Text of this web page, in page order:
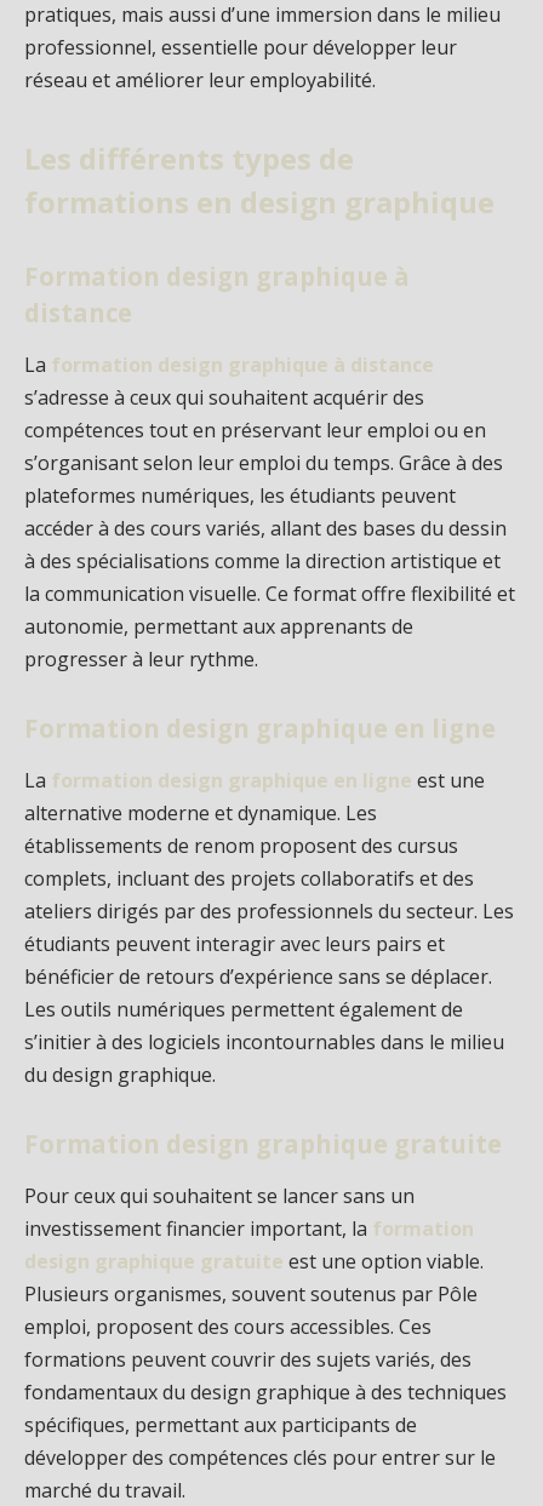
pratiques, mais aussi d’une immersion dans le milieu
professionnel, essentielle pour développer leur
réseau et améliorer leur employabilité.
Les différents types de
formations en design graphique
Formation design graphique à
distance
La formation design graphique à distance
s’adresse à ceux qui souhaitent acquérir des
compétences tout en préservant leur emploi ou en
s’organisant selon leur emploi du temps. Grâce à des
plateformes numériques, les étudiants peuvent
accéder à des cours variés, allant des bases du dessin
à des spécialisations comme la direction artistique et
la communication visuelle. Ce format offre flexibilité et
autonomie, permettant aux apprenants de
progresser à leur rythme.
Formation design graphique en ligne
La formation design graphique en ligne est une
alternative moderne et dynamique. Les
établissements de renom proposent des cursus
complets, incluant des projets collaboratifs et des
ateliers dirigés par des professionnels du secteur. Les
étudiants peuvent interagir avec leurs pairs et
bénéficier de retours d’expérience sans se déplacer.
Les outils numériques permettent également de
s’initier à des logiciels incontournables dans le milieu
du design graphique.
Formation design graphique gratuite
Pour ceux qui souhaitent se lancer sans un
investissement financier important, la formation
design graphique gratuite est une option viable.
Plusieurs organismes, souvent soutenus par Pôle
emploi, proposent des cours accessibles. Ces
formations peuvent couvrir des sujets variés, des
fondamentaux du design graphique à des techniques
spécifiques, permettant aux participants de
développer des compétences clés pour entrer sur le
marché du travail.